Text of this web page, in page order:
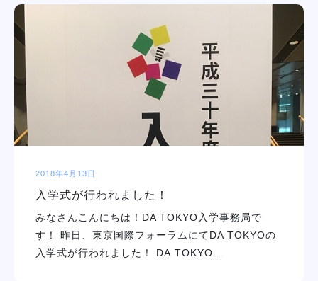
2018年4月13日
入学式が行われました！
みなさんこんにちは！DA TOKYO入学事務局で
す！ 昨日、東京国際フォーラムにてDA TOKYOの
入学式が行われました！ DA TOKYO…
学校紹介
学科・専攻
就職・デビュー
入学案内